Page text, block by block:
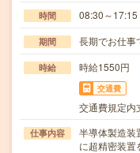
時間 08:30～17:15
期間 長期でお仕事
時給 時給1550円
交通費
交通費規定内
仕事内容
半導体製造装
に超精密装